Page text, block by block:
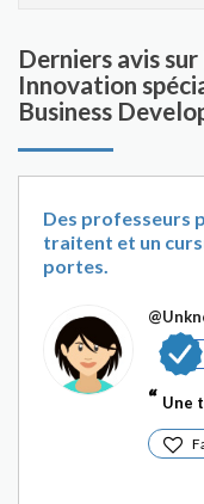
Derniers avis
Innovation
Business
Des professeurs
traitent et un
portes.
Une